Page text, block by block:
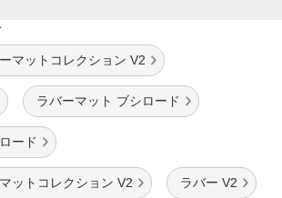
マットコレクション V2
ラバーマット ブシロード
ード
ットコレクション V2 ラバー V2